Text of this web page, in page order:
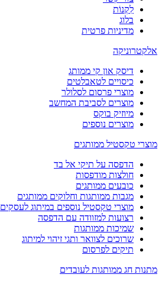
לִקְנוֹת
בלוג
מדיניות פרטית
אלקטרוניקה
דיסק און קי ממותג
כיסויים לטאבלטים
מוצרי פרסום לסלולר
מוצרים לסביבת המחשב
מיוזיק בוקס
מוצרים נוספים
מוצרי טקסטיל ממותגים
הדפסה על תיקי אל בד
חולצות מודפסות
כובעים ממותגים
מגבות ממותגות וחלוקים ממותגים
מוצרי טקסטיל נוספים במיתוג לעסקים
רצועות למזוודה עם הדפסה
שמיכות ממותגות
שרוכים לצוואר ותגי זיהוי למיתוג
תיקים לפרסום
מתנות חג ממותגות לעובדים